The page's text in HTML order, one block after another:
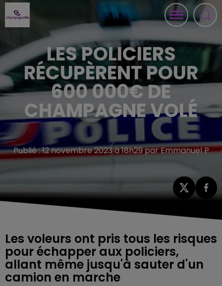
LES POLICIERS
RÉCUPÈRENT POUR
600 000€ DE
CHAMPAGNE VOLÉ
Publié : 12 novembre 2023 à 18h29 par Emmanuel P
Les voleurs ont pris tous les risques
pour échapper aux policiers,
allant même jusqu'à sauter d'un
camion en marche